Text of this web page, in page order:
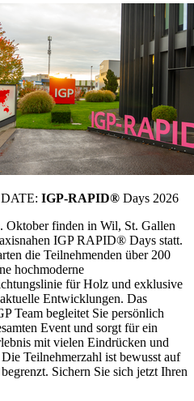
IGP-RAPID® Days 2026
Oktober finden in Wil, St. Gallen
IGP RAPID® Days statt.
die Teilnehmenden über 200
hochmoderne
für Holz und exklusive
Entwicklungen. Das
Team begleitet Sie persönlich
Event und sorgt für ein
mit vielen Eindrücken und
Teilnehmerzahl ist bewusst auf
Sichern Sie sich jetzt Ihren